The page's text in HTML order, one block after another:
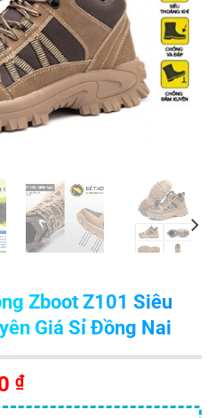
Zboot Z101 Siêu
Giá Sỉ Đồng Nai
₫Giá
hiện